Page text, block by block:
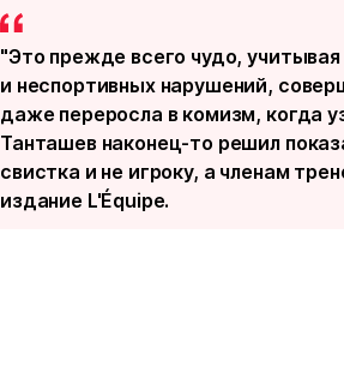
"Это прежде всего чудо,
и неспортивных нарушений,
даже переросла в комизм, когда
Танташев наконец-то решил
свистка и не игроку, а членам
издание L'Équipe.